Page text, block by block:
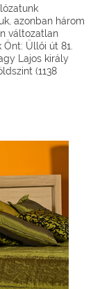
azonban három
változatlan
Üllői út 81.
Lajos király
(1138